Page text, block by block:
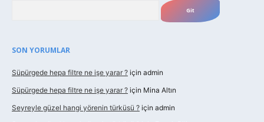
SON YORUMLAR
Süpürgede hepa filtre ne işe yarar ? için admin
Süpürgede hepa filtre ne işe yarar ? için Mina Altın
Seyreyle güzel hangi yörenin türküsü ? için admin